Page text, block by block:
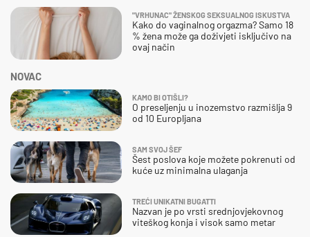
NOVAC
KAMO BI OTIŠLI?
O preseljenju u inozemstvo razmišlja 9
od 10 Europljana
SAM SVOJ ŠEF
Šest poslova koje možete pokrenuti od
kuće uz minimalna ulaganja
TREĆI UNIKATNI BUGATTI
Nazvan je po vrsti srednjovjekovnog
viteškog konja i visok samo metar
"VRHUNAC" ŽENSKOG SEKSUALNOG ISKUSTVA
Kako do vaginalnog orgazma? Samo 18
% žena može ga doživjeti isključivo na
ovaj način